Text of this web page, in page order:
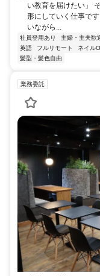
い教育を届けたい」
形にしていく仕事で
いながら...
社員登用あり 主婦・主夫歓
英語
フルリモート ネイル
髪型・髪色自由
業務委託